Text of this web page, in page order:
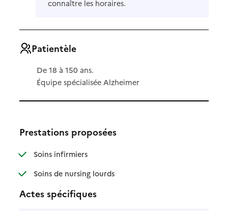
connaître les horaires.
Patientèle
De 18 à 150 ans.
Équipe spécialisée Alzheimer
Prestations proposées
Soins infirmiers: disponible
: non disponible
Soins de nursing lourds: disponible
: non disponible
Actes spécifiques